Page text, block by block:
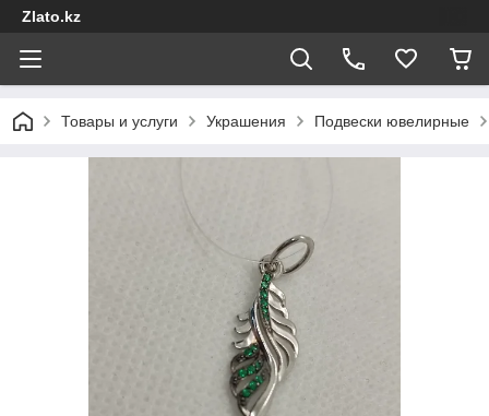
Zlato.kz
Товары и услуги Украшения Подвески ювелирные